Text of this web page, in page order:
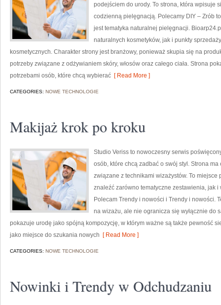
podejściem do urody. To strona, która wpisuje
codzienną pielęgnacją. Polecamy DIY – Zrób
jest tematyka naturalnej pielęgnacji.
naturalnych kosmetyków, jak i punkty
kosmetycznych. Charakter strony jest branżowy, ponieważ skupia się na
potrzeby związane z odżywianiem skóry, włosów oraz całego ciała. Strona
potrzebami osób, które chcą wybierać [ Read More ]
CATEGORIES: NOWE TECHNOLOGIE
Makijaż krok po kroku
Studio Veriss to nowoczesny serwis
osób, które chcą zadbać o swój styl. Strona
związane z technikami wizażystów. To miejsce
znaleźć zarówno tematyczne zestawienia, jak
Polecam Trendy i nowości i Trendy i nowości.
na wizażu, ale nie ogranicza się wyłącznie do
pokazuje urodę jako spójną kompozycję, w którym ważne są także pewność
jako miejsce do szukania nowych [ Read More ]
CATEGORIES: NOWE TECHNOLOGIE
Nowinki i Trendy w Odchudzaniu